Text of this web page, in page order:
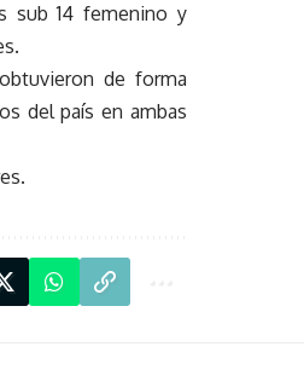
sub 14 femenino y
de forma
del país en ambas